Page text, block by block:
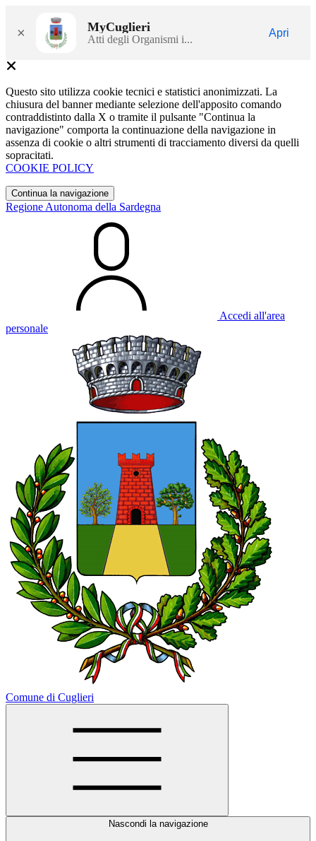
× MyCuglieri
Atti degli Organismi i...
Apri
Questo sito utilizza cookie tecnici e statistici anonimizzati. La
chiusura del banner mediante selezione dell'apposito comando
contraddistinto dalla X o tramite il pulsante "Continua la
navigazione" comporta la continuazione della navigazione in
assenza di cookie o altri strumenti di tracciamento diversi da quelli
sopracitati.
COOKIE POLICY
Continua la navigazione
Regione Autonoma della Sardegna
Accedi all'area
personale
Comune di Cuglieri
Nascondi la navigazione